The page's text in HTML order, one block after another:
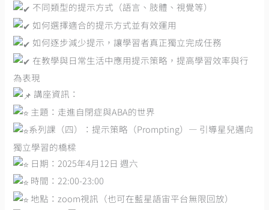
不同類型的提示方式（語言、肢體、視覺等）
如何選擇適合的提示方式並有效運用
如何逐步減少提示，讓學習者真正獨立完成任務
在教學與日常生活中應用提示策略，提高學習效率與行
為表現
講座資訊：
主題：走進自閉症與ABA的世界
系列課（四）：提示策略（Prompting）— 引導星兒邁向
獨立學習的橋樑
日期：2025年4月12日 週六
時間：22:00-23:00
地點：zoom視訊（也可在藍星語宙平台無限回放）